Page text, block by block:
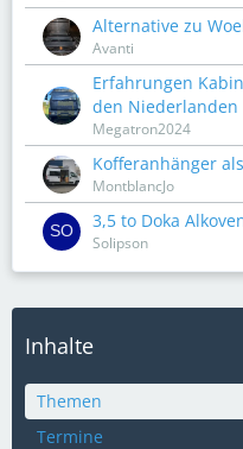
Alternative zu
Avanti
Erfahrungen
den Niederlanden
Megatron2024
Kofferanhänger
MontblancJo
3,5 to Doka
Solipson
Inhalte
Themen
Termine